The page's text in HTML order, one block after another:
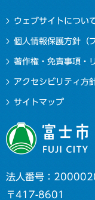
ウェブサイトについ
個人情報保護方針（
著作権・免責事項・
アクセシビリティ方
サイトマップ
法人番号：
〒417-8601